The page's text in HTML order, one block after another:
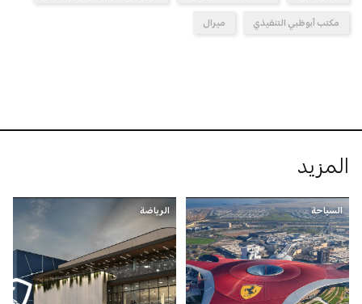
مكتب أبوظبي التنفيذي ميرال
المزيد
السياحة الرياضة